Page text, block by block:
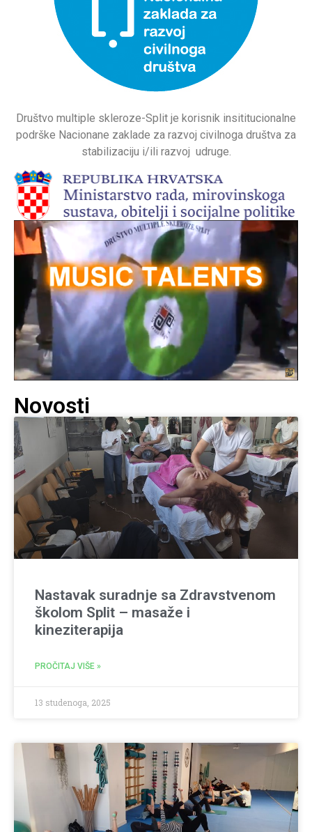
Društvo multiple skleroze-Split je korisnik insititucionalne
podrške Nacionane zaklade za razvoj civilnoga društva za
stabilizaciju i/ili razvoj udruge.
Novosti
Nastavak suradnje sa Zdravstvenom
školom Split – masaže i
kineziterapija
PROČITAJ VIŠE »
13 studenoga, 2025